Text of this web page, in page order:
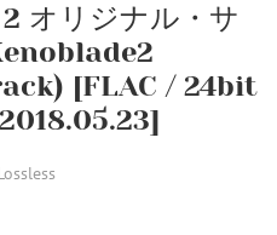
オリジナル・サ
[FLAC / 24bit